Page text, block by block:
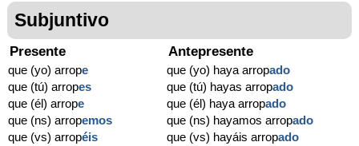
Subjuntivo
Presente
que (yo) arrope
que (tú) arropes
que (él) arrope
que (ns) arropemos
que (vs) arropéis
Antepresente
que (yo) haya arropado
que (tú) hayas arropado
que (él) haya arropado
que (ns) hayamos arropado
que (vs) hayáis arropado